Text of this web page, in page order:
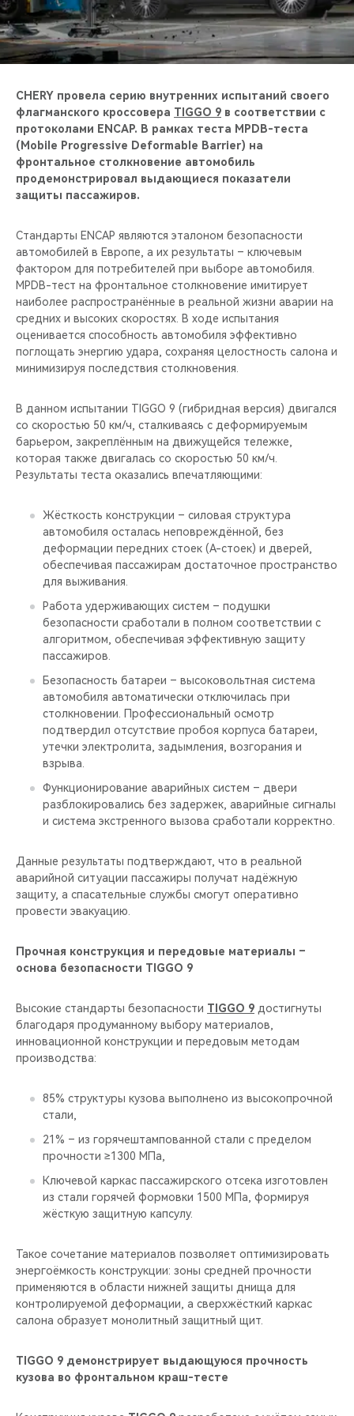
CHERY И СПОРТ
CHERY ДЛЯ ДЕТЕЙ
CHERY провела серию внутренних испытаний своего
флагманского кроссовера TIGGO 9 в соответствии с
протоколами ENCAP. В рамках теста MPDB-теста
(Mobile Progressive Deformable Barrier) на
фронтальное столкновение автомобиль
продемонстрировал выдающиеся показатели
защиты пассажиров.
Стандарты ENCAP являются эталоном безопасности
автомобилей в Европе, а их результаты – ключевым
фактором для потребителей при выборе автомобиля.
MPDB-тест на фронтальное столкновение имитирует
наиболее распространённые в реальной жизни аварии на
средних и высоких скоростях. В ходе испытания
оценивается способность автомобиля эффективно
поглощать энергию удара, сохраняя целостность салона и
минимизируя последствия столкновения.
В данном испытании TIGGO 9 (гибридная версия) двигался
со скоростью 50 км/ч, сталкиваясь с деформируемым
барьером, закреплённым на движущейся тележке,
которая также двигалась со скоростью 50 км/ч.
Результаты теста оказались впечатляющими:
Жёсткость конструкции – силовая структура
автомобиля осталась неповреждённой, без
деформации передних стоек (A-стоек) и дверей,
обеспечивая пассажирам достаточное пространство
для выживания.
Работа удерживающих систем – подушки
безопасности сработали в полном соответствии с
алгоритмом, обеспечивая эффективную защиту
пассажиров.
Безопасность батареи – высоковольтная система
автомобиля автоматически отключилась при
столкновении. Профессиональный осмотр
подтвердил отсутствие пробоя корпуса батареи,
утечки электролита, задымления, возгорания и
взрыва.
Функционирование аварийных систем – двери
разблокировались без задержек, аварийные сигналы
и система экстренного вызова сработали корректно.
Данные результаты подтверждают, что в реальной
аварийной ситуации пассажиры получат надёжную
защиту, а спасательные службы смогут оперативно
провести эвакуацию.
Прочная конструкция и передовые материалы –
основа безопасности TIGGO 9
Высокие стандарты безопасности TIGGO 9 достигнуты
благодаря продуманному выбору материалов,
инновационной конструкции и передовым методам
производства:
85% структуры кузова выполнено из высокопрочной
стали,
21% – из горячештампованной стали с пределом
прочности ≥1300 МПа,
Ключевой каркас пассажирского отсека изготовлен
из стали горячей формовки 1500 МПа, формируя
жёсткую защитную капсулу.
Такое сочетание материалов позволяет оптимизировать
энергоёмкость конструкции: зоны средней прочности
применяются в области нижней защиты днища для
контролируемой деформации, а сверхжёсткий каркас
салона образует монолитный защитный щит.
TIGGO 9 демонстрирует выдающуюся прочность
кузова во фронтальном краш-тесте